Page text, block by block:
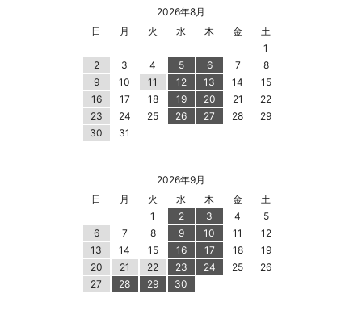
2026年8月
日
月 火 水 木 金
土
1
2
3 4 5 6 7
8
9
10 11 12 13 14
15
16
17 18 19 20 21
22
23
24 25 26 27 28
29
30
31
2026年9月
日
月 火 水 木 金
土
1
2 3 4
5
6
7 8 9 10 11
12
13
14 15 16 17 18
19
20
21 22 23 24 25
26
27
28 29 30